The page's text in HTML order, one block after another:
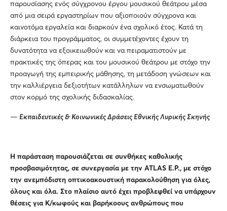
παρουσίασης ενός σύγχρονου έργου μουσικού θεάτρου μέσα
από μια σειρά εργαστηρίων που αξιοποιούν σύγχρονα και
καινοτόμα εργαλεία και διαρκούν ένα σχολικό έτος. Κατά τη
διάρκεια του προγράμματος, οι συμμετέχοντες έχουν τη
δυνατότητα να εξοικειωθούν και να πειραματιστούν με
πρακτικές της όπερας και του μουσικού θεάτρου με στόχο την
προαγωγή της εμπειρικής μάθησης, τη μετάδοση γνώσεων και
την καλλιέργεια δεξιοτήτων κατάλληλων να ενσωματωθούν
στον κορμό της σχολικής διδασκαλίας.
— Εκπαιδευτικές & Κοινωνικές Δράσεις Εθνικής Λυρικής Σκηνής
Η παράσταση παρουσιάζεται σε συνθήκες καθολικής
προσβασιμότητας, σε συνεργασία με την ATLAS E.P., με στόχο
την ανεμπόδιστη οπτικοακουστική παρακολούθηση για όλες,
όλους και όλα. Στο πλαίσιο αυτό έχει προβλεφθεί να υπάρχουν
θέσεις για Κ/κωφούς και βαρήκοους ανθρώπους που